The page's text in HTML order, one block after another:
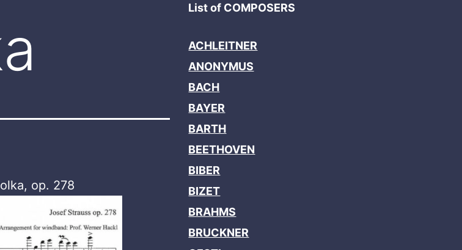
op. 278
List of COMPOSERS
ACHLEITNER
ANONYMUS
BACH
BAYER
BARTH
BEETHOVEN
BIBER
BIZET
BRAHMS
BRUCKNER